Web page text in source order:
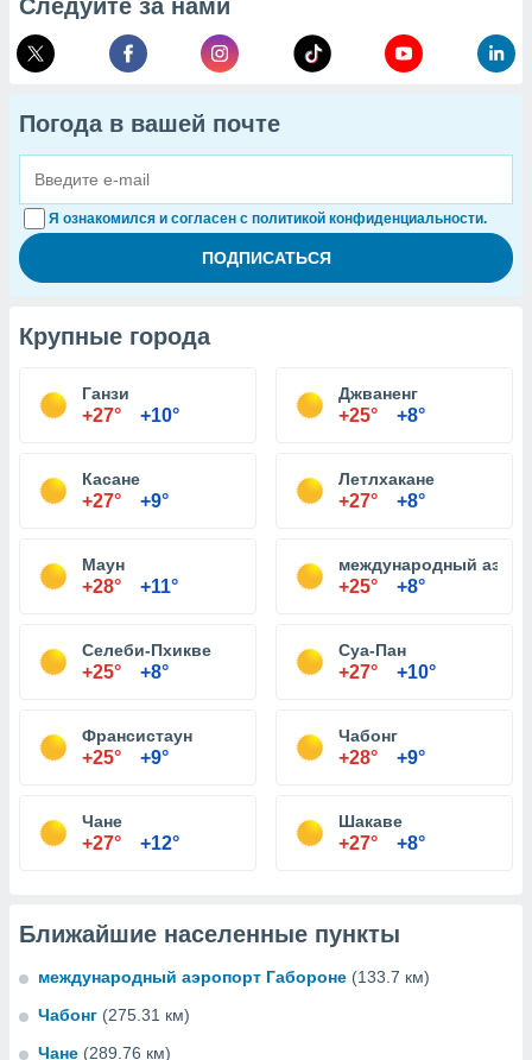
Следуйте за нами
Погода в вашей почте
Я ознакомился и согласен с политикой конфиденциальности.
Крупные города
Ганзи
+27° +10°
Джваненг
+25° +8°
Касане
+27° +9°
Летлхакане
+27° +8°
Маун
+28° +11°
международный
+25° +8°
Селеби-Пхикве
+25° +8°
Суа-Пан
+27° +10°
Франсистаун
+25° +9°
Чабонг
+28° +9°
Чане
+27° +12°
Шакаве
+27° +8°
Ближайшие населенные пункты
международный аэропорт Габороне (133.7 км)
Чабонг (275.31 км)
Чане (289.76 км)